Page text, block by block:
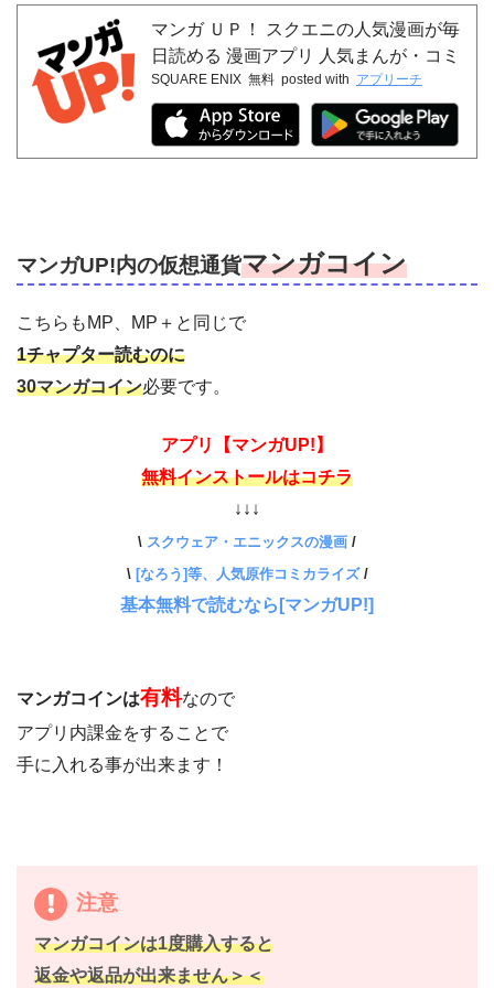
マンガ ＵＰ！ スクエニの人気漫画が毎
日読める 漫画アプリ 人気まんが・コミ
ックが無料
SQUARE ENIX 無料 posted with アプリーチ
マンガUP!内の仮想通貨マンガコイン
こちらもMP、MP＋と同じで
1チャプター読むのに
30マンガコイン必要です。
アプリ【マンガUP!】
無料インストールはコチラ
↓↓↓
\ スクウェア・エニックスの漫画 /
\ [なろう]等、人気原作コミカライズ/
基本無料で読むなら[マンガUP!]
マンガコインは有料なので
アプリ内課金をすることで
手に入れる事が出来ます！
注意
マンガコインは1度購入すると
返金や返品が出来ません＞＜